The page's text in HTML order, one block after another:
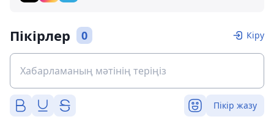
Пікірлер 0 Кіру
Пікір жазу